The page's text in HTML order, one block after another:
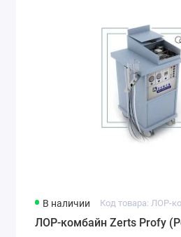
В наличии Код товара: ЛОР-
ЛОР-комбайн Zerts Profy